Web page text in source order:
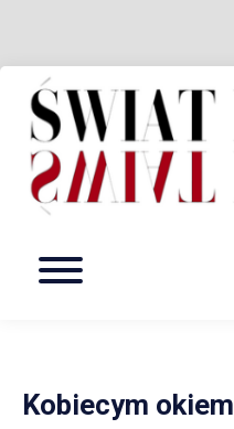
contentKOBIECA STRONA INTERNETU
Menu
Kobiecym okiem